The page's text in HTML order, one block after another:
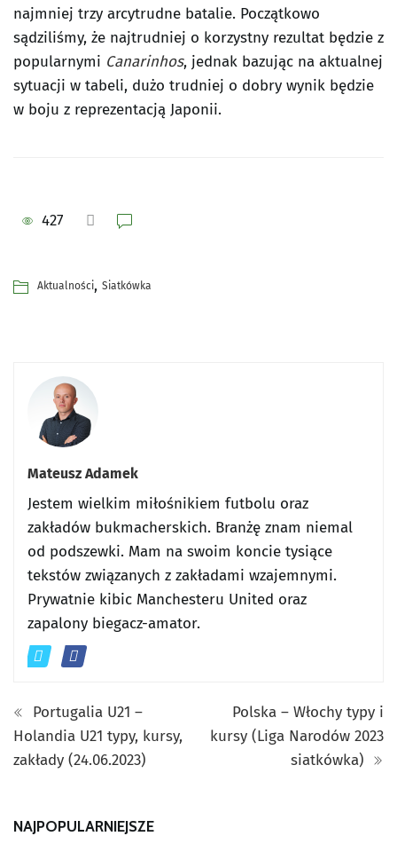
najmniej trzy arcytrudne batalie. Początkowo
sądziliśmy, że najtrudniej o korzystny rezultat będzie z
popularnymi Canarinhos, jednak bazując na aktualnej
sytuacji w tabeli, dużo trudniej o dobry wynik będzie
w boju z reprezentacją Japonii.
427
Aktualności, Siatkówka
Mateusz Adamek
Jestem wielkim miłośnikiem futbolu oraz
zakładów bukmacherskich. Branżę znam niemal
od podszewki. Mam na swoim koncie tysiące
tekstów związanych z zakładami wzajemnymi.
Prywatnie kibic Manchesteru United oraz
zapalony biegacz-amator.
Portugalia U21 –
Holandia U21 typy, kursy,
zakłady (24.06.2023)
Polska – Włochy typy i
kursy (Liga Narodów 2023
siatkówka)
NAJPOPULARNIEJSZE